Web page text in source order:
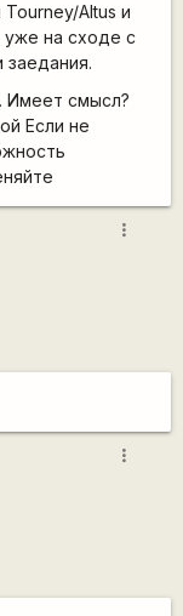
Altus и
на сходе с
Имеет смысл?
Если не
more_vert
more_vert